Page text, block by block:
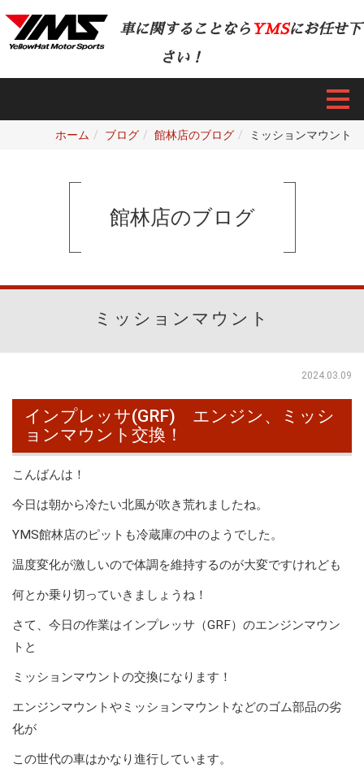
車に関することなら YMSにお任せ下
さい！
ホーム ブログ 館林店のブログ ミッションマウント
館林店のブログ
ミッションマウント
2024.03.09
インプレッサ(GRF) エンジン、ミッシ
ョンマウント交換！
こんばんは！
今日は朝から冷たい北風が吹き荒れましたね。
YMS館林店のピットも冷蔵庫の中のようでした。
温度変化が激しいので体調を維持するのが大変ですけれども
何とか乗り切っていきましょうね！
さて、今日の作業はインプレッサ（GRF）のエンジンマウン
トと
ミッションマウントの交換になります！
エンジンマウントやミッションマウントなどのゴム部品の劣
化が
この世代の車はかなり進行しています。